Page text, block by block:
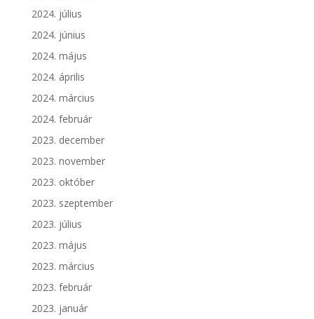
2024. július
2024. június
2024. május
2024. április
2024. március
2024. február
2023. december
2023. november
2023. október
2023. szeptember
2023. július
2023. május
2023. március
2023. február
2023. január